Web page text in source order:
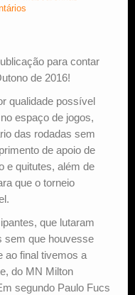
para contar
de 2016!
qualidade possível
espaço de jogos,
das rodadas sem
de apoio de
e quitutes, além de
que o torneio
que lutaram
sem que houvesse
ao final tivemos a
do MN Milton
segundo Paulo Fucs